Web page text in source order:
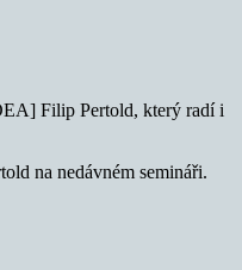
Filip Pertold, který radí i
na nedávném semináři.